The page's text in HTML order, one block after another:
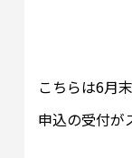
こちらは6月
申込の受付が